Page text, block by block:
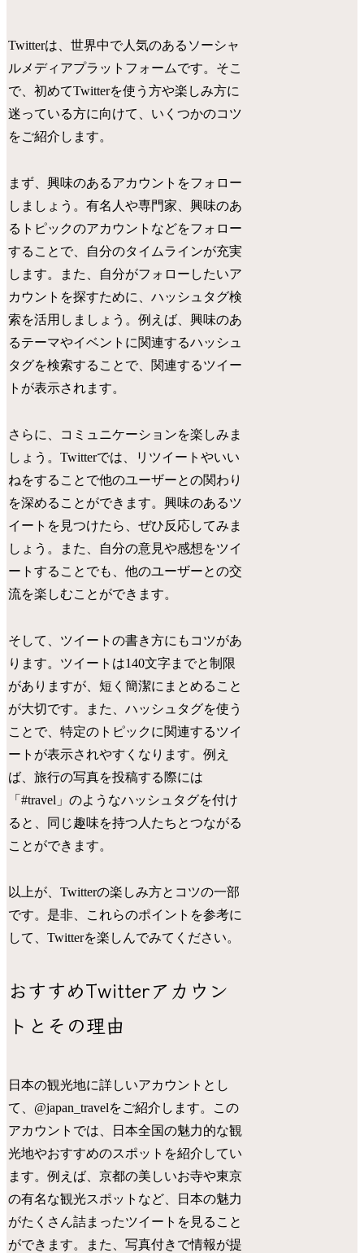
Twitterは、世界中で人気のあるソーシャ
ルメディアプラットフォームです。そこ
で、初めてTwitterを使う方や楽しみ方に
迷っている方に向けて、いくつかのコツ
をご紹介します。
まず、興味のあるアカウントをフォロー
しましょう。有名人や専門家、興味のあ
るトピックのアカウントなどをフォロー
することで、自分のタイムラインが充実
します。また、自分がフォローしたいア
カウントを探すために、ハッシュタグ検
索を活用しましょう。例えば、興味のあ
るテーマやイベントに関連するハッシュ
タグを検索することで、関連するツイー
トが表示されます。
さらに、コミュニケーションを楽しみま
しょう。Twitterでは、リツイートやいい
ねをすることで他のユーザーとの関わり
を深めることができます。興味のあるツ
イートを見つけたら、ぜひ反応してみま
しょう。また、自分の意見や感想をツイ
ートすることでも、他のユーザーとの交
流を楽しむことができます。
そして、ツイートの書き方にもコツがあ
ります。ツイートは140文字までと制限
がありますが、短く簡潔にまとめること
が大切です。また、ハッシュタグを使う
ことで、特定のトピックに関連するツイ
ートが表示されやすくなります。例え
ば、旅行の写真を投稿する際には
「#travel」のようなハッシュタグを付け
ると、同じ趣味を持つ人たちとつながる
ことができます。
以上が、Twitterの楽しみ方とコツの一部
です。是非、これらのポイントを参考に
して、Twitterを楽しんでみてください。
おすすめTwitterアカウン
トとその理由
日本の観光地に詳しいアカウントとし
て、@japan_travelをご紹介します。この
アカウントでは、日本全国の魅力的な観
光地やおすすめのスポットを紹介してい
ます。例えば、京都の美しいお寺や東京
の有名な観光スポットなど、日本の魅力
がたくさん詰まったツイートを見ること
ができます。また、写真付きで情報が提